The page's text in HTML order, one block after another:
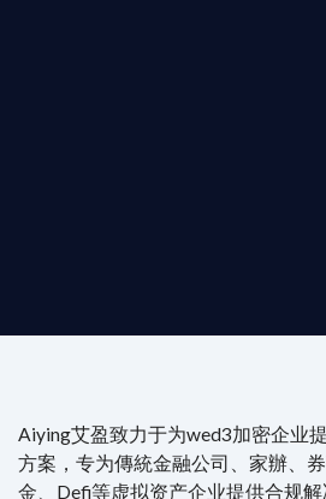
Aiying艾盈致力于为wed3加密企业
方案，专为傳統金融公司、家辦、
金、Defi等虚拟资产企业提供合规